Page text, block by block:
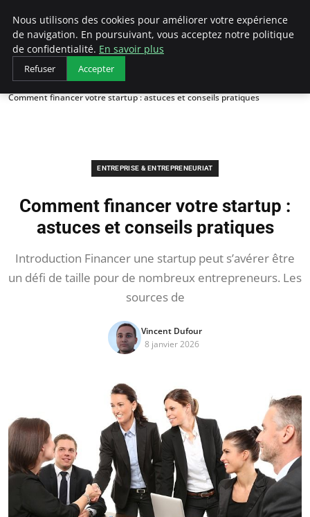
LECFCM
Accueil
Entreprise & Entrepreneuriat
Comment financer votre startup : astuces et conseils pratiques
ENTREPRISE & ENTREPRENEURIAT
Comment financer votre startup :
astuces et conseils pratiques
Introduction Financer une startup peut s’avérer être
un défi de taille pour de nombreux entrepreneurs. Les
sources de
Vincent Dufour
8 janvier 2026
Nous utilisons des cookies pour améliorer votre expérience
de navigation. En poursuivant, vous acceptez notre politique
de confidentialité. En savoir plus
Refuser Accepter